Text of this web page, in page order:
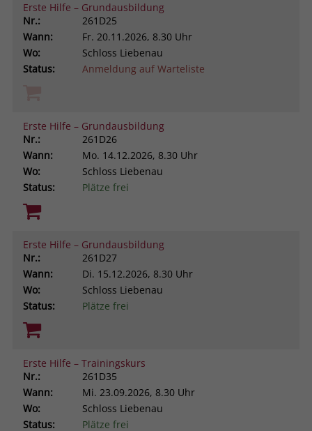
Erste Hilfe – Grundausbildung
Nr.:
261D25
Wann:
Fr. 20.11.2026, 8.30 Uhr
Wo:
Schloss Liebenau
Status:
Anmeldung auf Warteliste
Erste Hilfe – Grundausbildung
Nr.:
261D26
Wann:
Mo. 14.12.2026, 8.30 Uhr
Wo:
Schloss Liebenau
Status:
Plätze frei
Erste Hilfe – Grundausbildung
Nr.:
261D27
Wann:
Di. 15.12.2026, 8.30 Uhr
Wo:
Schloss Liebenau
Status:
Plätze frei
Erste Hilfe – Trainingskurs
Nr.:
261D35
Wann:
Mi. 23.09.2026, 8.30 Uhr
Wo:
Schloss Liebenau
Status:
Plätze frei